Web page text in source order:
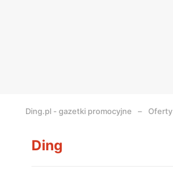
Ding.pl - gazetki promocyjne Oferty
Ding